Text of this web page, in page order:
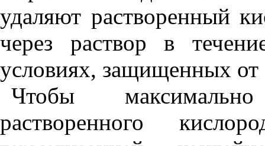
удаляют растворенный
через раствор в
условиях, защищенных от
Чтобы
растворенного